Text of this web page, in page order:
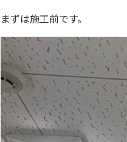
まずは施工前です。